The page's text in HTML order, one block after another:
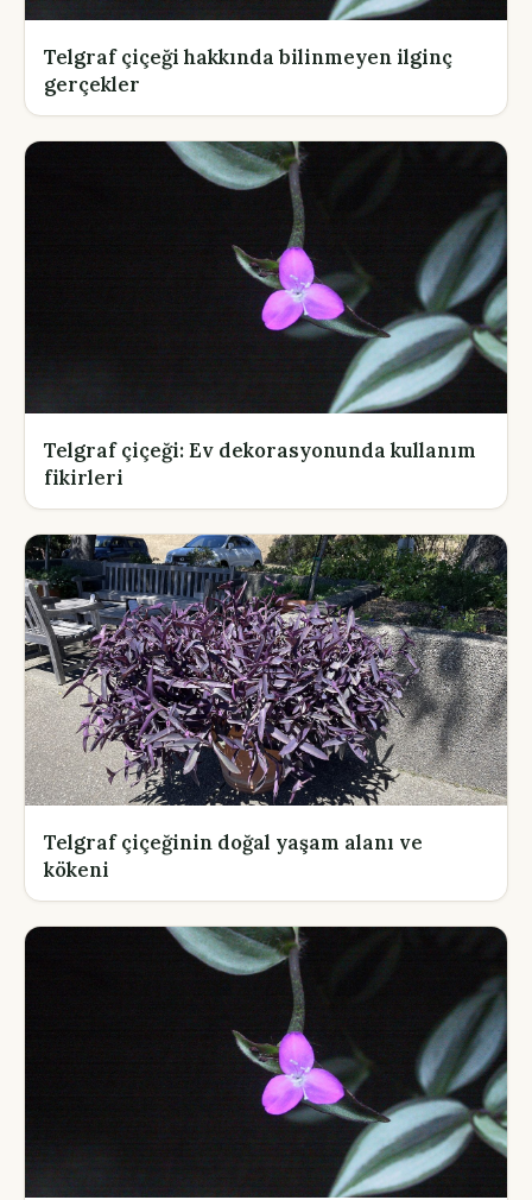
Telgraf çiçeği hakkında bilinmeyen ilginç
gerçekler
Telgraf çiçeği: Ev dekorasyonunda kullanım
fikirleri
Telgraf çiçeğinin doğal yaşam alanı ve
kökeni